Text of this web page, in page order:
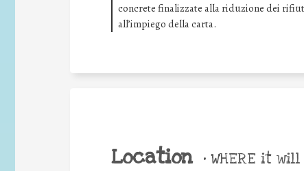
concrete finalizzate alla riduzione dei
all’impiego della carta.
Location • WHERE it